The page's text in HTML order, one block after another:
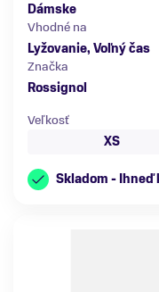
Dámske
Vhodné na
Lyžovanie, Voľný čas
Značka
Rossignol
Veľkosť
XS
Skladom - Ihneď